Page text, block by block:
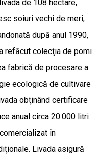
de 108 hectare,
soiuri vechi de meri,
după anul 1990,
refăcut colecţia de pomi
fabrică de procesare a
ecologică de cultivare
obţinând certificare
anual circa 20.000 litri
în
Livada asigură